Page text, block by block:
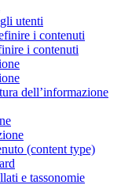
utenti
i contenuti
i contenuti
dell’informazione
(content type)
e tassonomie